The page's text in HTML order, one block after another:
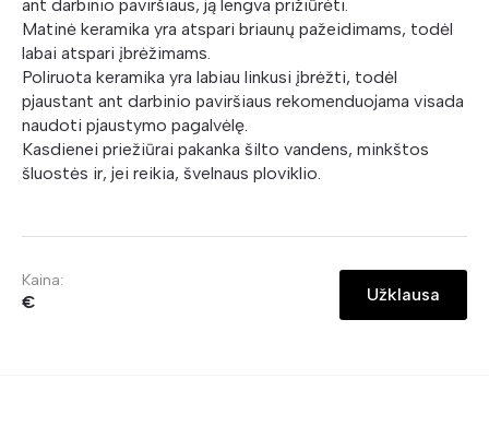
ant darbinio paviršiaus, ją lengva prižiūrėti.
Matinė keramika yra atspari briaunų pažeidimams, todėl
labai atspari įbrėžimams.
Poliruota keramika yra labiau linkusi įbrėžti, todėl
pjaustant ant darbinio paviršiaus rekomenduojama visada
naudoti pjaustymo pagalvėlę.
Kasdienei priežiūrai pakanka šilto vandens, minkštos
šluostės ir, jei reikia, švelnaus ploviklio.
Kaina:
€ Užklausa